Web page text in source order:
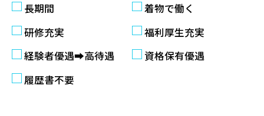
長期間
着物で働く
研修充実
福利厚生充実
経験者優遇➡高待遇
資格保有優遇
履歴書不要